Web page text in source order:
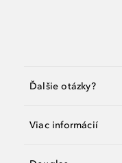
Ďalšie otázky?
Viac informácií